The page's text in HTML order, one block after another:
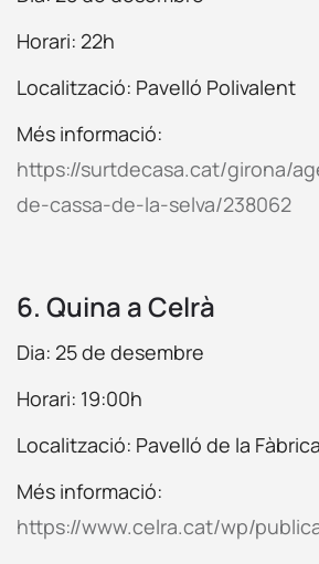
Horari: 22h
Localització: Pavelló Polivalent
Més informació:
https://surtdecasa.cat/girona/
de-cassa-de-la-selva/238062
6. Quina a Celrà
Dia: 25 de desembre
Horari: 19:00h
Localització: Pavelló de la Fàbrica
Més informació:
https://www.celra.cat/wp/